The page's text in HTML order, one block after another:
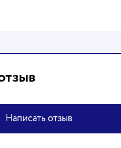
Написать отзыв